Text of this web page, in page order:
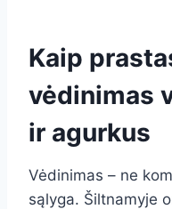
Kaip
vėdinimas
ir agurkus
Vėdinimas – ne
sąlyga. Šiltnamyje